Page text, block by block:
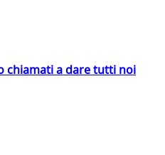
chiamati a dare tutti noi